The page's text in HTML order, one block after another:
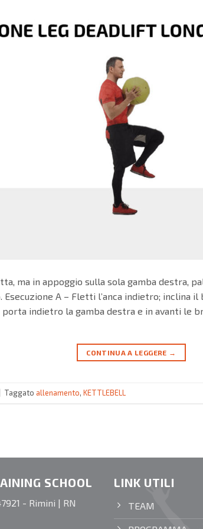
ma in appoggio sulla sola gamba destra,
A – Fletti l’anca indietro; inclina il
indietro la gamba destra e in avanti le
CONTINUA A LEGGERE →
Taggato allenamento, KETTLEBELL
SCHOOL
- Rimini | RN
LINK UTILI
TEAM